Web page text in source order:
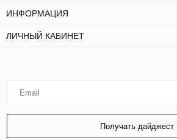
ИНФОРМАЦИЯ
ЛИЧНЫЙ КАБИНЕТ